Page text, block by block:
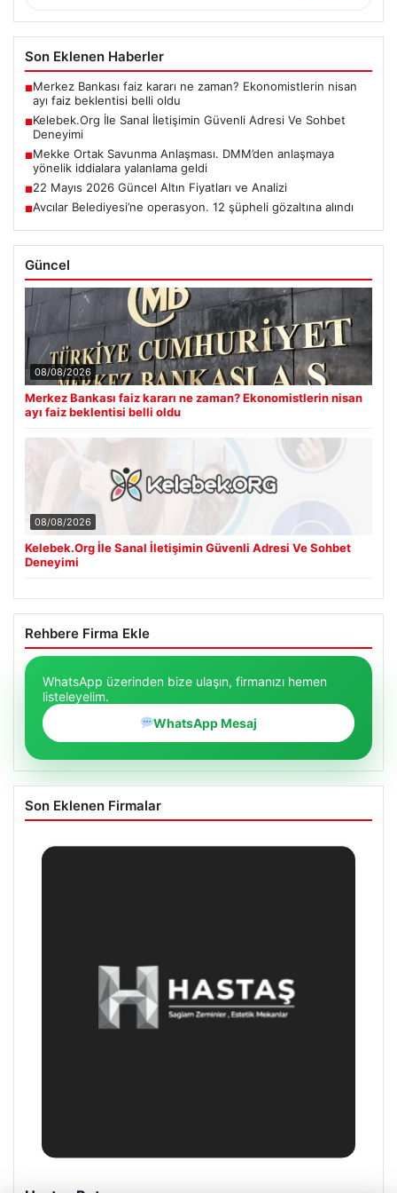
Son Eklenen Haberler
■Merkez Bankası faiz kararı ne zaman? Ekonomistlerin nisan
ayı faiz beklentisi belli oldu
■Kelebek.Org İle Sanal İletişimin Güvenli Adresi Ve Sohbet
Deneyimi
■Mekke Ortak Savunma Anlaşması. DMM’den anlaşmaya
yönelik iddialara yalanlama geldi
■22 Mayıs 2026 Güncel Altın Fiyatları ve Analizi
■Avcılar Belediyesi’ne operasyon. 12 şüpheli gözaltına alındı
Güncel
08/08/2026
Merkez Bankası faiz kararı ne zaman? Ekonomistlerin nisan
ayı faiz beklentisi belli oldu
08/08/2026
Kelebek.Org İle Sanal İletişimin Güvenli Adresi Ve Sohbet
Deneyimi
Rehbere Firma Ekle
WhatsApp üzerinden bize ulaşın, firmanızı hemen
listeleyelim.
WhatsApp Mesaj
Son Eklenen Firmalar